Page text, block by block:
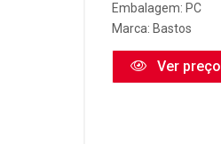
Embalagem: PC
Marca: Bastos
Ver preço